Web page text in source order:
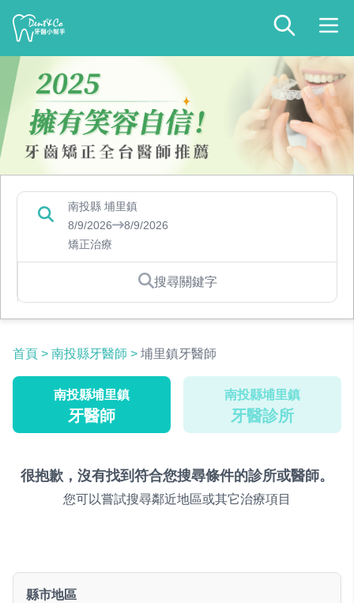
南投縣 埔里鎮
8/9/2026
8/9/2026
矯正治療
搜尋關鍵字
首頁 > 南投縣牙醫師 > 埔里鎮牙醫師
南投縣埔里鎮
牙醫師
南投縣埔里鎮
牙醫診所
很抱歉，沒有找到符合您搜尋條件的診所或醫師。
您可以嘗試搜尋鄰近地區或其它治療項目
縣市地區